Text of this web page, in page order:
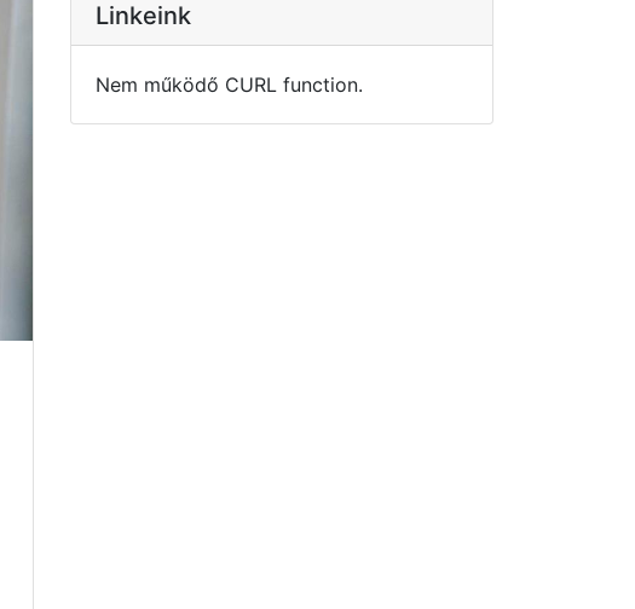
Linkeink
Nem működő CURL function.